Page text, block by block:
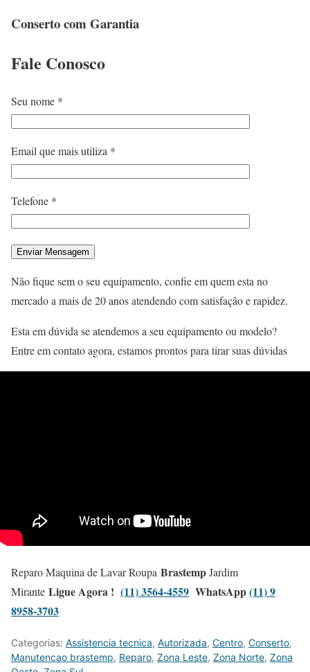
Conserto com Garantia
Fale Conosco
Seu nome *
Email que mais utiliza *
Telefone *
Não fique sem o seu equipamento, confie em quem esta no
mercado a mais de 20 anos atendendo com satisfação e rapidez.
Esta em dúvida se atendemos a seu equipamento ou modelo?
Entre em contato agora, estamos prontos para tirar suas dúvidas
Reparo Maquina de Lavar Roupa BrastempJardim
Mirante Ligue Agora ! (11) 3564-4559 WhatsApp(11) 9
8958-3703
Categorias: Assistencia tecnica, Autorizada, Centro, Conserto,
Manutencao brastemp, Reparo, Zona Leste, Zona Norte, Zona